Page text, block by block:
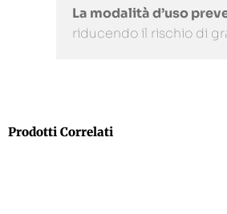
La modalità d’uso
riducendo il rischio di
Prodotti Correlati